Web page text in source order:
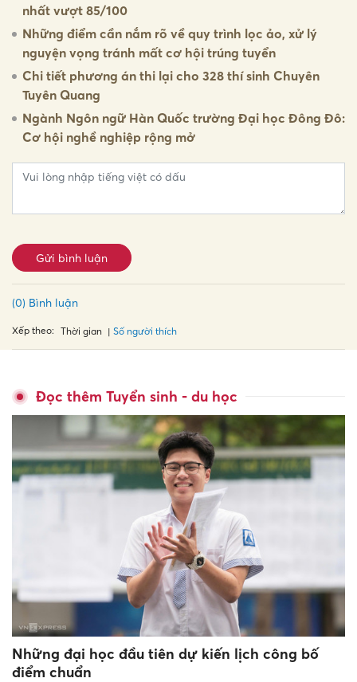
nhất vượt 85/100
Những điểm cần nắm rõ về quy trình lọc ảo, xử lý
nguyện vọng tránh mất cơ hội trúng tuyển
Chi tiết phương án thi lại cho 328 thí sinh Chuyên
Tuyên Quang
Ngành Ngôn ngữ Hàn Quốc trường Đại học Đông Đô:
Cơ hội nghề nghiệp rộng mở
Gửi bình luận
(0) Bình luận
Xếp theo: Thời gian Số người thích
Đọc thêm Tuyển sinh - du học
Những đại học đầu tiên dự kiến lịch công bố
điểm chuẩn